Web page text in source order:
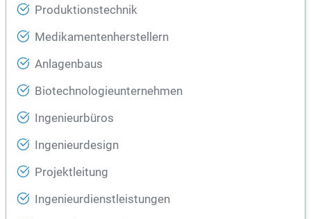
Produktionstechnik
Medikamentenherstellern
Anlagenbaus
Biotechnologieunternehmen
Ingenieurbüros
Ingenieurdesign
Projektleitung
Ingenieurdienstleistungen